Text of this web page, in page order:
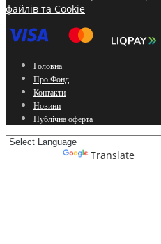
файлів та Cookie
Головна
Про Фонд
Контакти
Новини
Публічна оферта
Translate